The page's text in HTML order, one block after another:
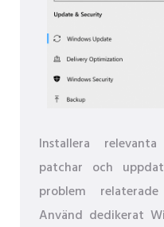
Installera
patchar och
problem
Använd dedikerat